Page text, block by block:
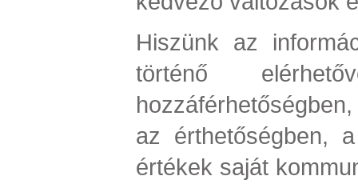
Hiszünk az
történő
az érthetőségben,
értékek saját